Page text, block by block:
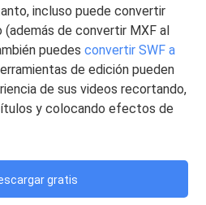
incluso puede convertir
(además de convertir MXF al
puedesconvertir SWF a
de edición pueden
de sus videos recortando,
y colocando efectos de
gratis